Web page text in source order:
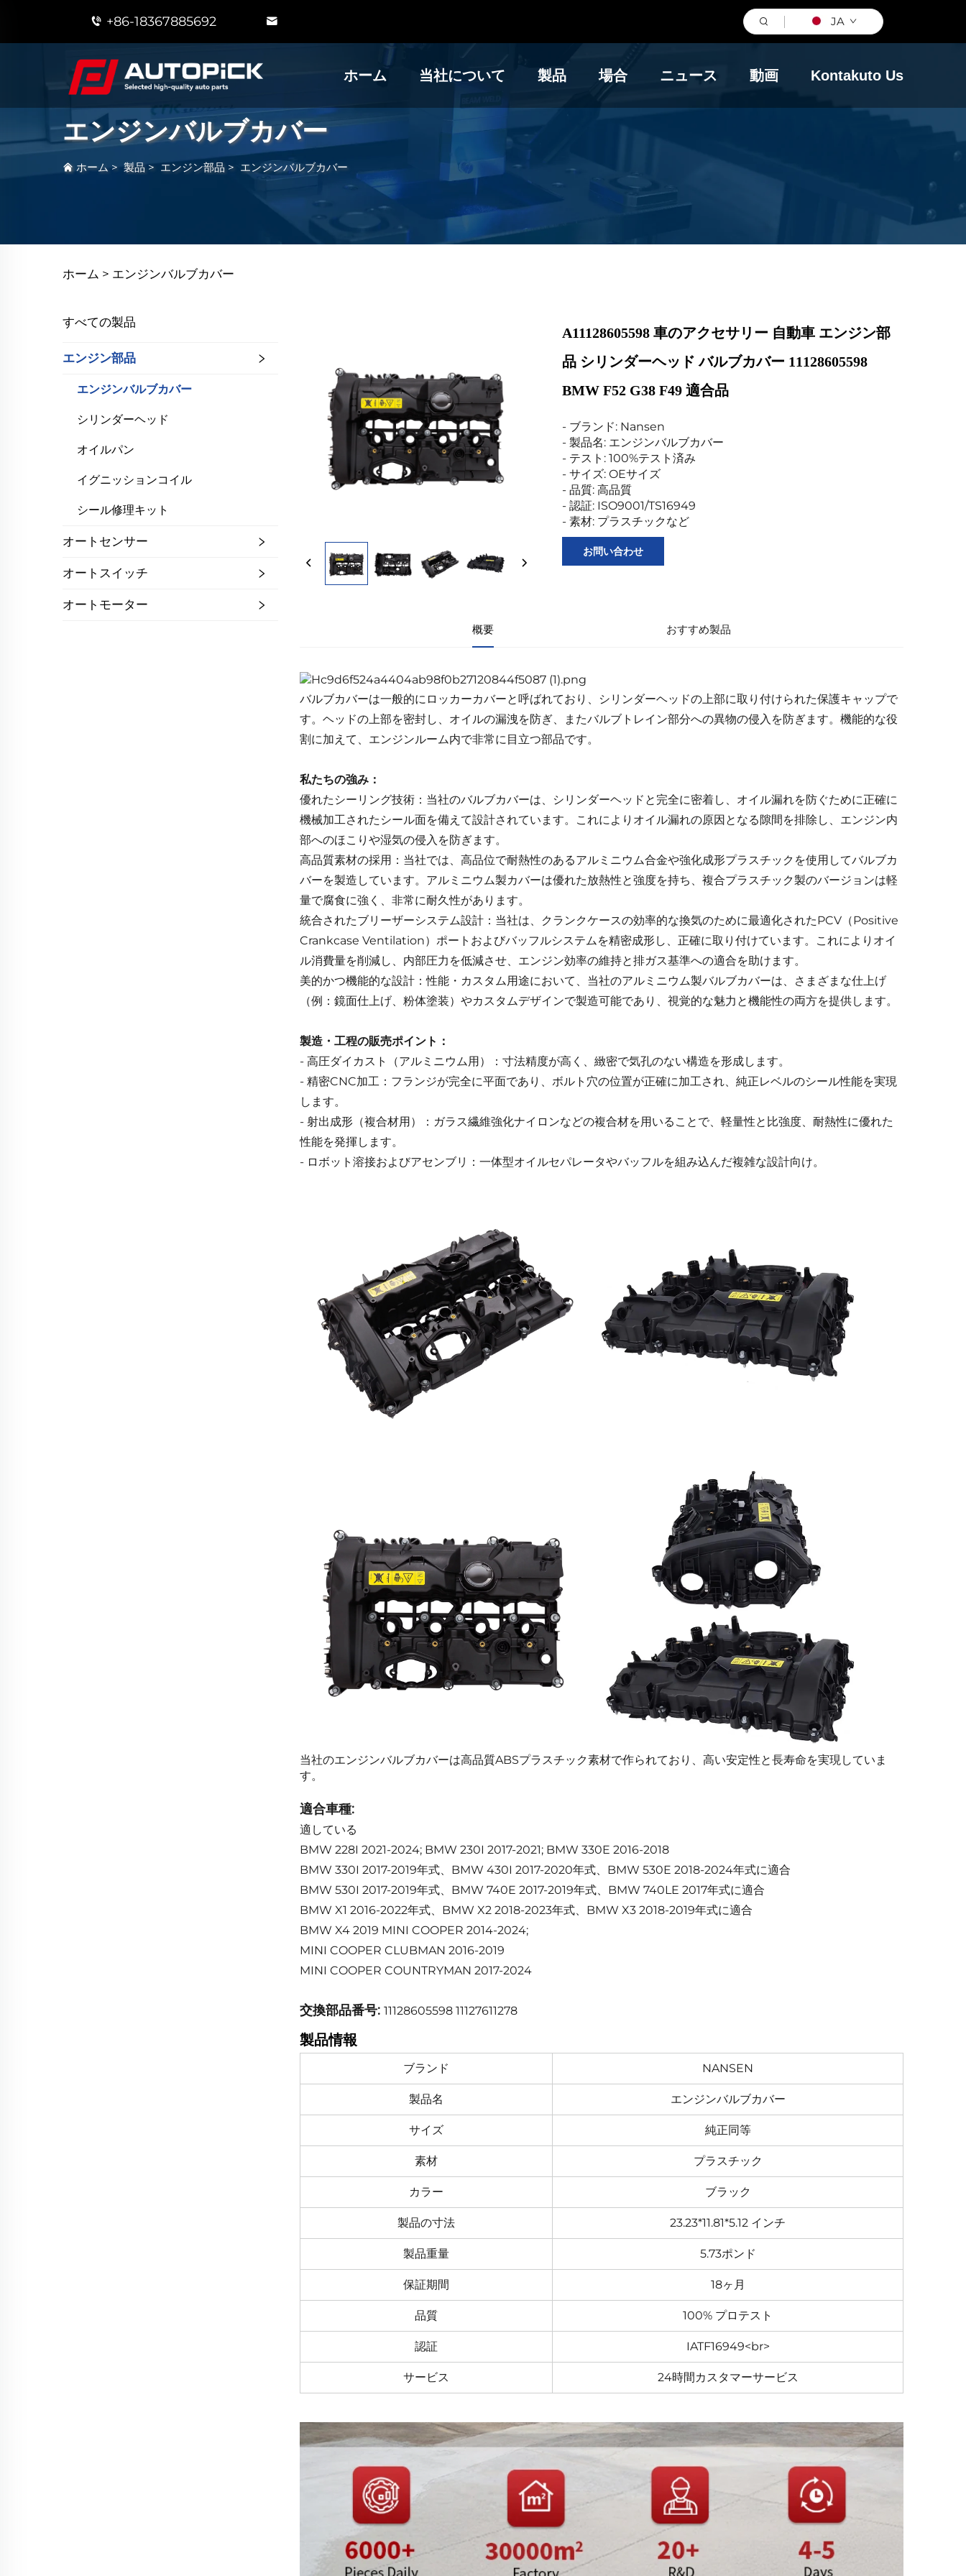
+86-18367885692 JA
ホーム 当社について 製品 場合 ニュース 動画 Kontakuto Us
エンジンバルブカバー
ホーム > 製品 > エンジン部品 > エンジンバルブカバー
ホーム > エンジンバルブカバー
すべての製品
エンジン部品
エンジンバルブカバー
シリンダーヘッド
オイルパン
イグニッションコイル
シール修理キット
オートセンサー
オートスイッチ
オートモーター
A11128605598 車のアクセサリー 自動車 エンジン部
品 シリンダーヘッド バルブカバー 11128605598
BMW F52 G38 F49 適合品
- ブランド: Nansen
- 製品名: エンジンバルブカバー
- テスト: 100%テスト済み
- サイズ: OEサイズ
- 品質: 高品質
- 認証: ISO9001/TS16949
- 素材: プラスチックなど
お問い合わせ
概要 おすすめ製品
バルブカバーは一般的にロッカーカバーと呼ばれており、シリンダーヘッドの上部に取り付けられた保護キャップで
す。ヘッドの上部を密封し、オイルの漏洩を防ぎ、またバルブトレイン部分への異物の侵入を防ぎます。機能的な役
割に加えて、エンジンルーム内で非常に目立つ部品です。
私たちの強み：
優れたシーリング技術：当社のバルブカバーは、シリンダーヘッドと完全に密着し、オイル漏れを防ぐために正確に
機械加工されたシール面を備えて設計されています。これによりオイル漏れの原因となる隙間を排除し、エンジン内
部へのほこりや湿気の侵入を防ぎます。
高品質素材の採用：当社では、高品位で耐熱性のあるアルミニウム合金や強化成形プラスチックを使用してバルブカ
バーを製造しています。アルミニウム製カバーは優れた放熱性と強度を持ち、複合プラスチック製のバージョンは軽
量で腐食に強く、非常に耐久性があります。
統合されたブリーザーシステム設計：当社は、クランクケースの効率的な換気のために最適化されたPCV（Positive
Crankcase Ventilation）ポートおよびバッフルシステムを精密成形し、正確に取り付けています。これによりオイ
ル消費量を削減し、内部圧力を低減させ、エンジン効率の維持と排ガス基準への適合を助けます。
美的かつ機能的な設計：性能・カスタム用途において、当社のアルミニウム製バルブカバーは、さまざまな仕上げ
（例：鏡面仕上げ、粉体塗装）やカスタムデザインで製造可能であり、視覚的な魅力と機能性の両方を提供します。
製造・工程の販売ポイント：
- 高圧ダイカスト（アルミニウム用）：寸法精度が高く、緻密で気孔のない構造を形成します。
- 精密CNC加工：フランジが完全に平面であり、ボルト穴の位置が正確に加工され、純正レベルのシール性能を実現
します。
- 射出成形（複合材用）：ガラス繊維強化ナイロンなどの複合材を用いることで、軽量性と比強度、耐熱性に優れた
性能を発揮します。
- ロボット溶接およびアセンブリ：一体型オイルセパレータやバッフルを組み込んだ複雑な設計向け。
当社のエンジンバルブカバーは高品質ABSプラスチック素材で作られており、高い安定性と長寿命を実現していま
す。
適合車種:
適している
BMW 228I 2021-2024; BMW 230I 2017-2021; BMW 330E 2016-2018
BMW 330I 2017-2019年式、BMW 430I 2017-2020年式、BMW 530E 2018-2024年式に適合
BMW 530I 2017-2019年式、BMW 740E 2017-2019年式、BMW 740LE 2017年式に適合
BMW X1 2016-2022年式、BMW X2 2018-2023年式、BMW X3 2018-2019年式に適合
BMW X4 2019 MINI COOPER 2014-2024;
MINI COOPER CLUBMAN 2016-2019
MINI COOPER COUNTRYMAN 2017-2024
交換部品番号: 11128605598 11127611278
製品情報
ブランド NANSEN
製品名 エンジンバルブカバー
サイズ 純正同等
素材 プラスチック
カラー ブラック
製品の寸法 23.23*11.81*5.12 インチ
製品重量 5.73ポンド
保証期間 18ヶ月
品質 100% プロテスト
認証 IATF16949<br>
サービス 24時間カスタマーサービス